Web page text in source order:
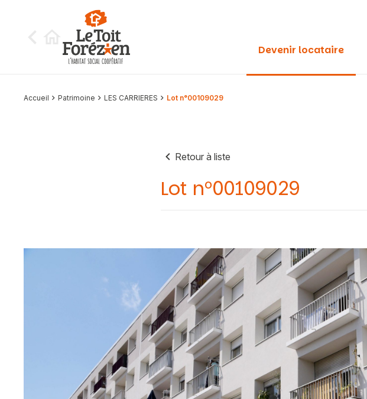
Devenir locataire
Accueil Patrimoine LES CARRIERES Lot n°00109029
Retour à liste
Lot n°00109029